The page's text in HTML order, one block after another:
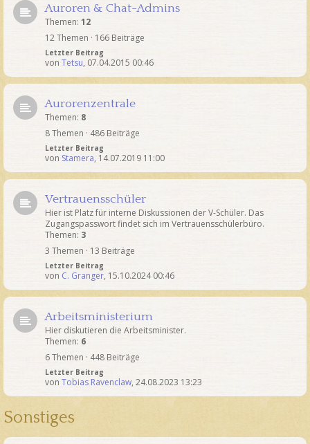
Auroren & Chat-Admins
Themen: 12
12 Themen · 166 Beiträge
Letzter Beitrag
von Tetsu, 07.04.2015 00:46
Aurorenzentrale
Themen: 8
8 Themen · 486 Beiträge
Letzter Beitrag
von Stamera, 14.07.2019 11:00
Vertrauensschüler
Hier ist Platz für interne Diskussionen der V-Schüler. Das
Zugangspasswort findet sich im Vertrauensschülerbüro.
Themen: 3
3 Themen · 13 Beiträge
Letzter Beitrag
von C. Granger, 15.10.2024 00:46
Arbeitsministerium
Hier diskutieren die Arbeitsminister.
Themen: 6
6 Themen · 448 Beiträge
Letzter Beitrag
von Tobias Ravenclaw, 24.08.2023 13:23
Sonstiges